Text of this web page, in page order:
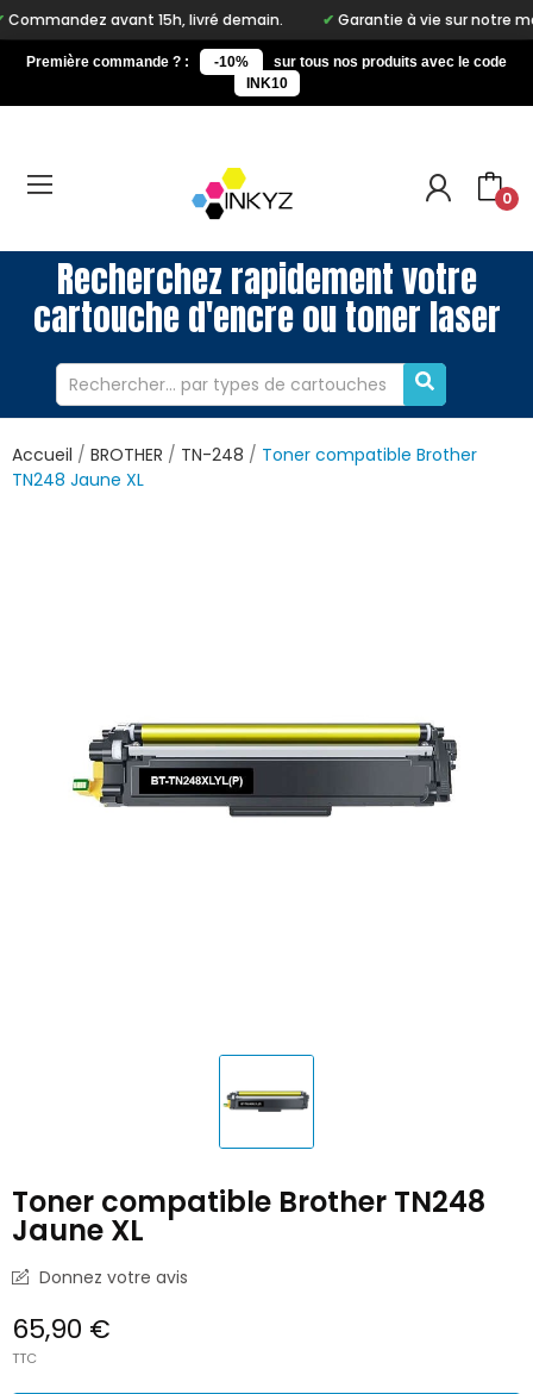
avant 15h, livré demain. Garantie à vie sur notre marque Inkyz
Première commande ? : -10%
sur tous nos produits avec le code
INK10
0
Recherchez rapidement votre
cartouche d'encre ou toner laser
Accueil BROTHER TN-248
Toner compatible Brother
TN248 Jaune XL
Toner compatible Brother TN248
Jaune XL
Donnez votre avis
65,90 €
TTC